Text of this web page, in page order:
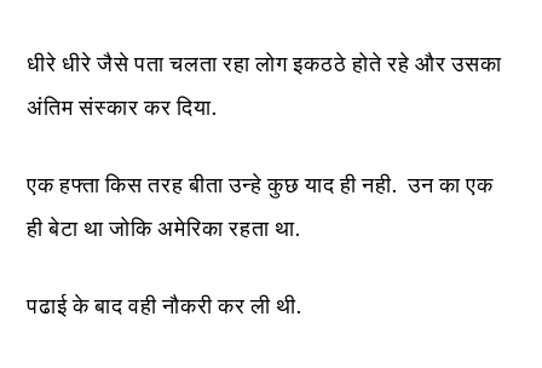
धीरे धीरे जैसे पता चलता रहा लोग इकठठे होते रहे और उसका
अंतिम संस्कार कर दिया.
एक हफ्ता किस तरह बीता उन्हे कुछ याद ही नही. उन का एक
ही बेटा था जोकि अमेरिका रहता था.
पढाई के बाद वही नौकरी कर ली थी.